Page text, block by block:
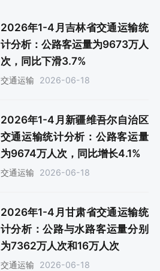
2026年1-4月吉林省交通运输统
计分析：公路客运量为9673万人
次，同比下滑3.7%
交通运输 2026-06-18
2026年1-4月新疆维吾尔自治区
交通运输统计分析：公路客运量
为9674万人次，同比增长4.1%
交通运输 2026-06-18
2026年1-4月甘肃省交通运输统
计分析：公路与水路客运量分别
为7362万人次和16万人次
交通运输 2026-06-18